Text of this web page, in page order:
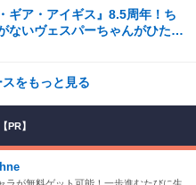
ギア・アイギス』8.5周年！ち
ないヴェスパーちゃんがひたす
をもっと見る
【PR】
ラが無料ゲット可能！一歩進むたびに生